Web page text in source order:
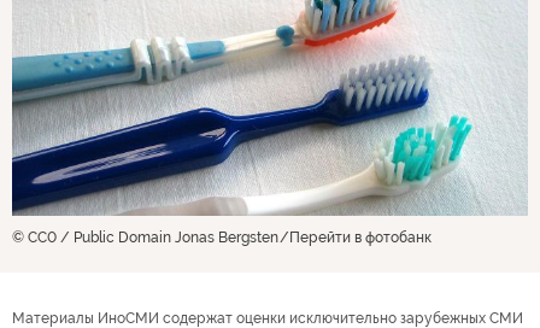
© CC0 / Public Domain Jonas Bergsten Перейти в фотобанк
Материалы ИноСМИ содержат оценки исключительно зарубежных СМИ